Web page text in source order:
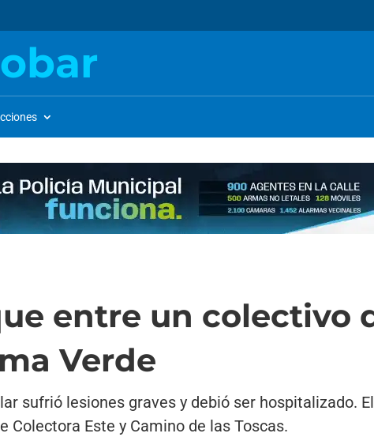
entre un colectivo
Verde
sufrió lesiones graves y debió ser hospitalizado.
Colectora Este y Camino de las Toscas.